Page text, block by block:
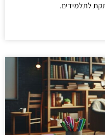
לתלמידים.